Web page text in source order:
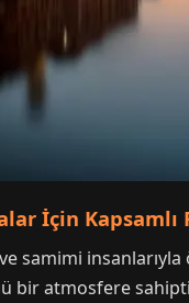
İçin Kapsamlı
insanlarıyla
bir atmosfere